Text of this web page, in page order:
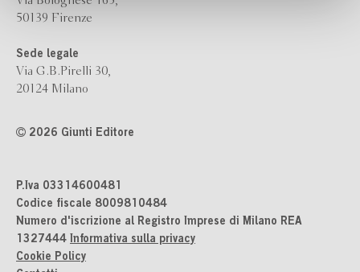
50139 Firenze
Sede legale
Via G.B.Pirelli 30,
20124 Milano
2026 Giunti Editore
P.Iva 03314600481
Codice fiscale 8009810484
Numero d'iscrizione al Registro Imprese di Milano REA
1327444 Informativa sulla privacy
Cookie Policy